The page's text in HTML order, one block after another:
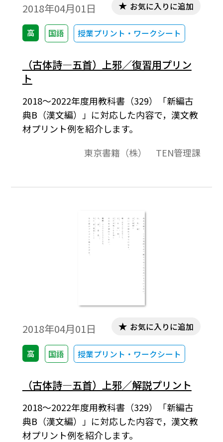
2018年04月01日
高 国語 授業プリント・ワークシート
お気に入りに追加
（古体詩―五首）上邪／復習用プリン
ト
2018～2022年度用教科書（329）「新編古
典B（漢文編）」に対応した内容で，漢文教
材プリント例を紹介します。
東京書籍（株） TEN管理課
2018年04月01日
高 国語 授業プリント・ワークシート
お気に入りに追加
（古体詩―五首）上邪／解説プリント
2018～2022年度用教科書（329）「新編古
典B（漢文編）」に対応した内容で，漢文教
材プリント例を紹介します。